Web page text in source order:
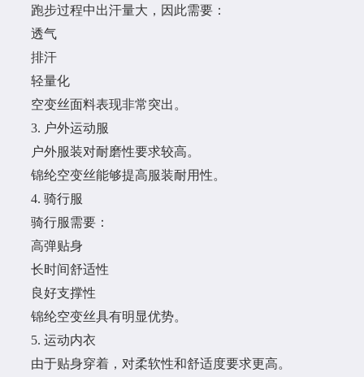
跑步过程中出汗量大，因此需要：
透气
排汗
轻量化
空变丝面料表现非常突出。
3. 户外运动服
户外服装对耐磨性要求较高。
锦纶空变丝能够提高服装耐用性。
4. 骑行服
骑行服需要：
高弹贴身
长时间舒适性
良好支撑性
锦纶空变丝具有明显优势。
5. 运动内衣
由于贴身穿着，对柔软性和舒适度要求更高。